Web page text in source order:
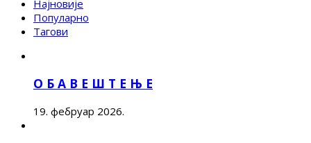
Најновије
Популарно
Тагови
О Б А В Е Ш Т Е Њ Е
19. фебруар 2026.